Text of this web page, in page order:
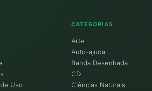
Uso
CATEGORIAS
Arte
Auto-ajuda
Banda Desenhada
CD
Ciências Naturais